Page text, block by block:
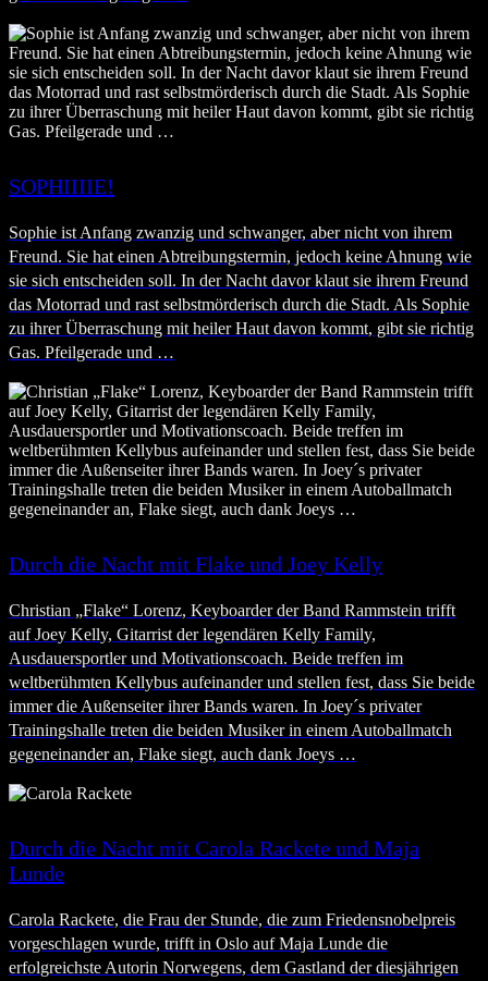
SOPHIIIIE!
Sophie ist Anfang zwanzig und schwanger, aber nicht von ihrem
Freund. Sie hat einen Abtreibungstermin, jedoch keine Ahnung wie
sie sich entscheiden soll. In der Nacht davor klaut sie ihrem Freund
das Motorrad und rast selbstmörderisch durch die Stadt. Als Sophie
zu ihrer Überraschung mit heiler Haut davon kommt, gibt sie richtig
Gas. Pfeilgerade und …
Durch die Nacht mit Flake und Joey Kelly
Christian „Flake“ Lorenz, Keyboarder der Band Rammstein trifft
auf Joey Kelly, Gitarrist der legendären Kelly Family,
Ausdauersportler und Motivationscoach. Beide treffen im
weltberühmten Kellybus aufeinander und stellen fest, dass Sie beide
immer die Außenseiter ihrer Bands waren. In Joey´s privater
Trainingshalle treten die beiden Musiker in einem Autoballmatch
gegeneinander an, Flake siegt, auch dank Joeys …
Durch die Nacht mit Carola Rackete und Maja
Lunde
Carola Rackete, die Frau der Stunde, die zum Friedensnobelpreis
vorgeschlagen wurde, trifft in Oslo auf Maja Lunde die
erfolgreichste Autorin Norwegens, dem Gastland der diesjährigen